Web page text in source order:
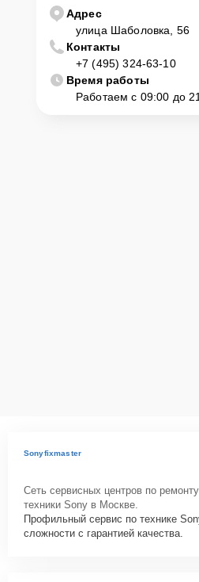
Адрес
улица Шаболовка, 56
Контакты
+7 (495) 324-63-10
Время работы
Работаем с 09:00 до
Sonyfixmaster
Сеть сервисных центров по ремонту
техники Sony в Москве.
Профильный сервис по технике
сложности с гарантией качества.